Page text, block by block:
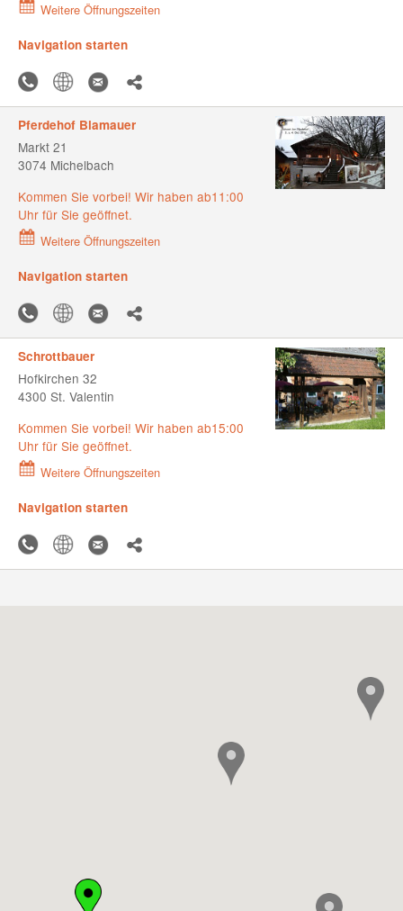
Weitere Öffnungszeiten
Navigation starten
Pferdehof Blamauer
Markt 21
3074 Michelbach
Kommen Sie vorbei! Wir haben ab11:00
Uhr für Sie geöffnet.
Weitere Öffnungszeiten
Navigation starten
Schrottbauer
Hofkirchen 32
4300 St. Valentin
Kommen Sie vorbei! Wir haben ab15:00
Uhr für Sie geöffnet.
Weitere Öffnungszeiten
Navigation starten